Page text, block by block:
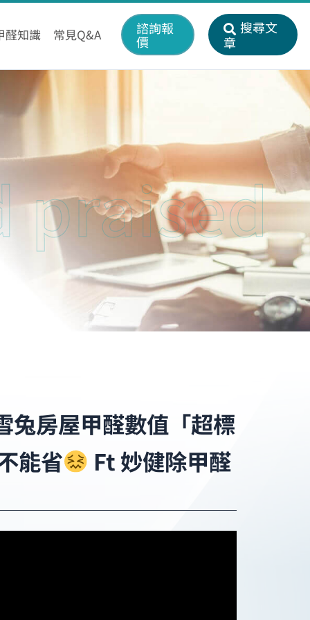
醛知識 常見Q&A 諮詢報
價
搜尋文
章
兔房屋甲醛數值「超標
能省
Ft 妙健除甲醛